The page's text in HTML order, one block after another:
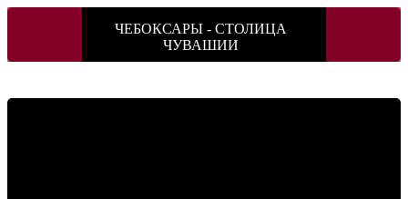
ЧЕБОКСАРЫ - СТОЛИЦА
ЧУВАШИИ